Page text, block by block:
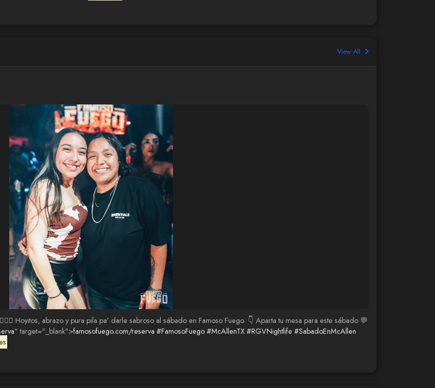
View All
Hoyitos, abrazo y pura pila pa’ darle sabroso al sábado en Famoso Fuego. 👇 Aparta tu mesa para este sábado 💬
" target="_blank">famosofuego.com/reserva #FamosoFuego #McAllenTX #RGVNightlife #SabadoEnMcAllen